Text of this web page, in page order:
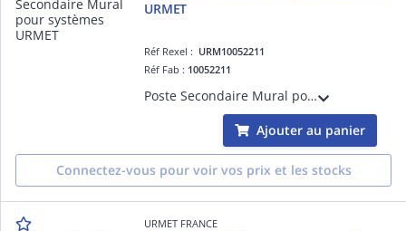
URMET
Réf Rexel : URM10052211
Réf Fab : 10052211
Poste Secondaire Mural pour systèmes URMET. Sa conception permet l'optimisation des performences du système.
Ajouter au panier
Connectez-vous pour voir vos prix et les stocks
URMET FRANCE